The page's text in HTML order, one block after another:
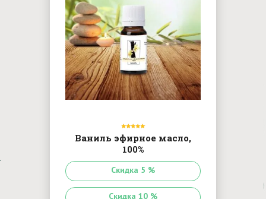
Скидка 5 %
Скидка 10 %
Ваниль эфирное масло,
100%